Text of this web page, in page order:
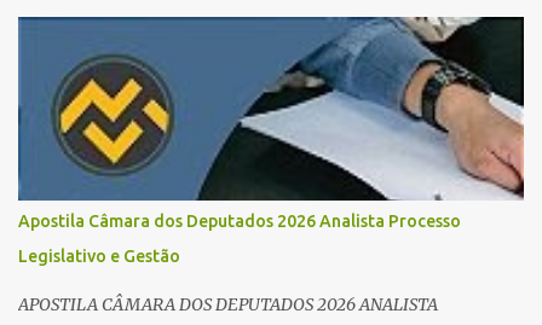
realidade, e o cargo de Analista Legislativo (Processo Legislativo e
Gestão) se destaca como uma das melhores oportunidades do ano.
Com exigência de nível superior em qualquer área, o certame
oferece 35 vagas imediatas e salários que ultrapassam os R$ 30
mil . O que estudar para Processo Legislativo e Gestão? Para vencer
a concorrência da banca Cebraspe , o candidato precisa dominar o
conteúdo programático dividido em: Conhecimentos Básicos:
Português, Inglês, Raciocínio Lógico e Informática/Dados.
Conhecimentos Específicos: O "coração" da prova. É essencial focar
no Regimento Interno da Câmara dos Deputa...
Apostila Câmara dos Deputados 2026 Analista Processo
Legislativo e Gestão
APOSTILA CÂMARA DOS DEPUTADOS 2026 ANALISTA